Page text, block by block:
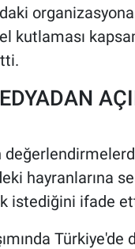
kutlaması
hayranlarına
istediğini ifade
Türkiye'de